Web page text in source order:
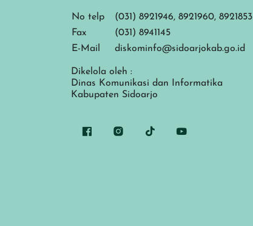
No telp
(031) 8921946, 8921960, 8921853
Fax
(031) 8941145
E-Mail
diskominfo@sidoarjokab.go.id
Dikelola oleh :
Dinas Komunikasi dan Informatika
Kabupaten Sidoarjo